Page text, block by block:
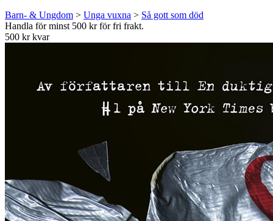
Barn- & Ungdom > Unga vuxna > Så gott som död
Handla för minst 500 kr för fri frakt.
500 kr kvar